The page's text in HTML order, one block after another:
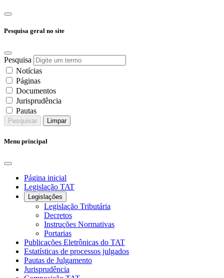
Pesquisa geral no site
Pesquisa
Notícias
Páginas
Documentos
Jurisprudência
Pautas
Pesquisar Limpar
Menu principal
Página inicial
Legislação TAT
Legislações
Legislação Tributária
Decretos
Instruções Normativas
Portarias
Publicações Eletrônicas do TAT
Estatísticas de processos julgados
Pautas de Julgamento
Jurisprudência